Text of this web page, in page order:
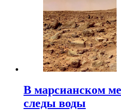
В марсианском
следы воды